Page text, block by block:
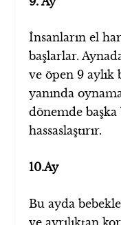
İnsanların el
başlarlar.
ve öpen 9
yanında
dönemde başka
hassaslaştırır.
10.Ay
Bu ayda
ve ayrılıktan